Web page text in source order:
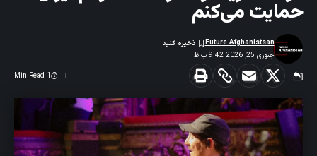
حمایت می‌کنم
جنوری 25, 2026 9:42 ب.ظ
Future Afghanistsan
1 Min Read